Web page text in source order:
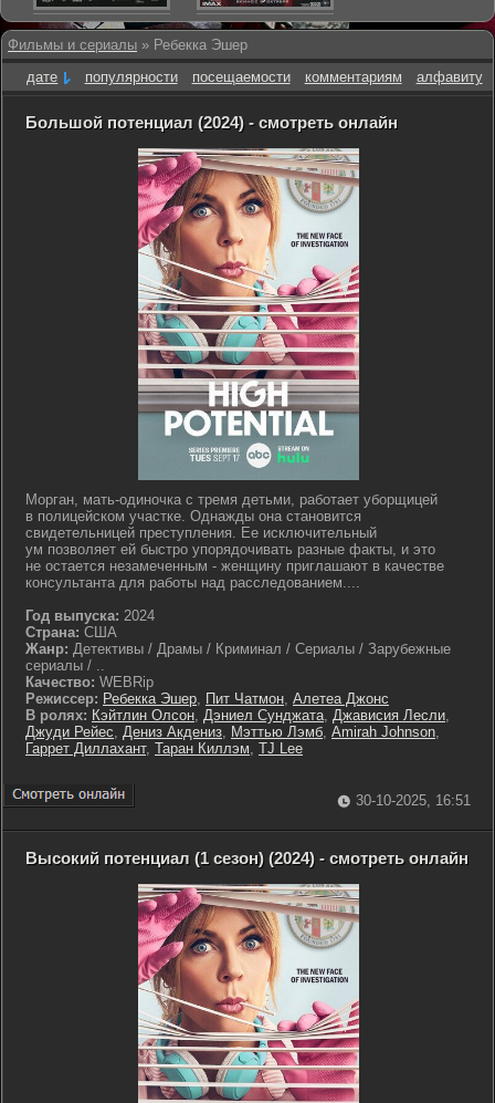
Фильмы и сериалы » Ребекка Эшер
дате
популярности посещаемости комментариям алфавиту
Большой потенциал (2024) - смотреть онлайн
Морган, мать-одиночка с тремя детьми, работает уборщицей
в полицейском участке. Однажды она становится
свидетельницей преступления. Ее исключительный
ум позволяет ей быстро упорядочивать разные факты, и это
не остается незамеченным - женщину приглашают в качестве
консультанта для работы над расследованием....
Год выпуска: 2024
Страна: США
Жанр: Детективы / Драмы / Криминал / Сериалы / Зарубежные
сериалы / ..
Качество: WEBRip
Режиссер: Ребекка Эшер, Пит Чатмон, Алетеа Джонс
В ролях: Кэйтлин Олсон, Дэниел Сунджата, Джависия Лесли,
Джуди Рейес, Дениз Акдениз, Мэттью Лэмб, Amirah Johnson,
Гаррет Диллахант, Таран Киллэм, TJ Lee
30-10-2025, 16:51
Высокий потенциал (1 сезон) (2024) - смотреть онлайн